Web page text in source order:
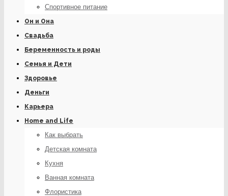
Спортивное питание
Он и Она
Свадьба
Беременность и роды
Семья и Дети
Здоровье
Деньги
Карьера
Home and Life
Как выбрать
Детская комната
Кухня
Ванная комната
Флористика